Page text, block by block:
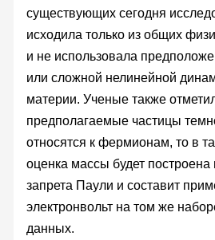
существующих сегодня
исходила только из общих
и не использовала
или сложной нелинейной
материи. Ученые также
предполагаемые частицы
относятся к фермионам, то в
оценка массы будет
запрета Паули и составит
электронвольт на том же
данных.